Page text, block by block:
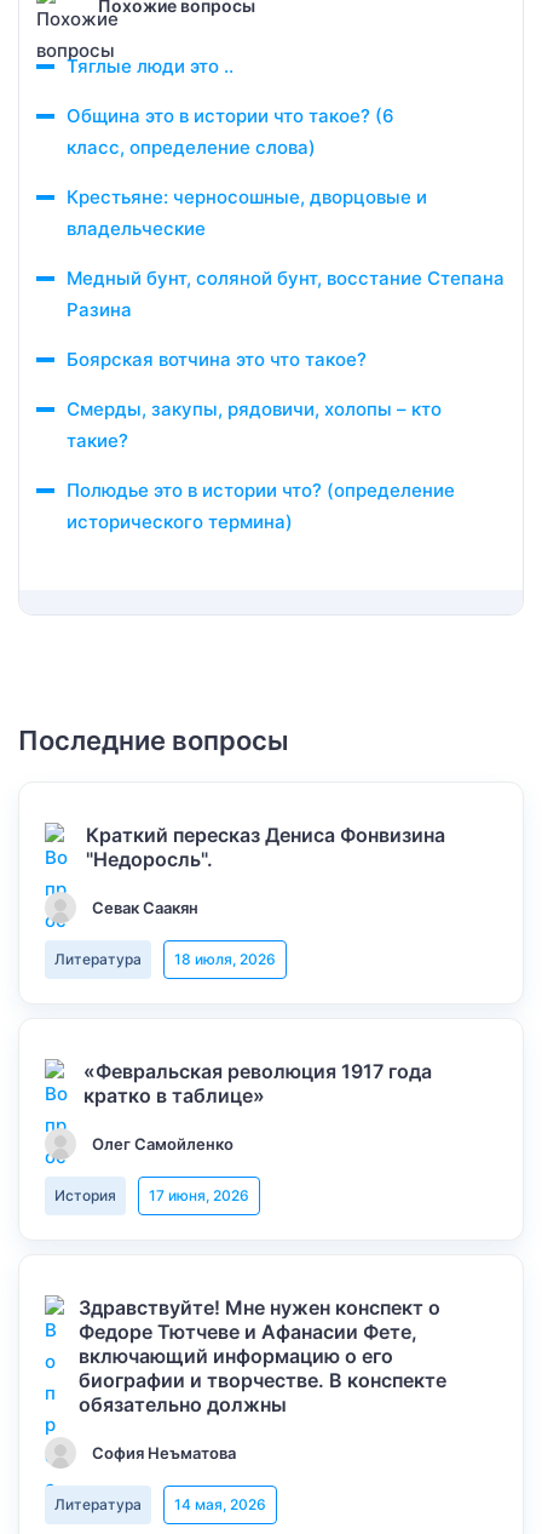
Похожие вопросы
Тяглые люди это ..
Община это в истории что такое? (6
класс, определение слова)
Крестьяне: черносошные, дворцовые и
владельческие
Медный бунт, соляной бунт, восстание Степана
Разина
Боярская вотчина это что такое?
Смерды, закупы, рядовичи, холопы – кто
такие?
Полюдье это в истории что? (определение
исторического термина)
Последние вопросы
Краткий пересказ Дениса Фонвизина
"Недоросль".
Севак Саакян
Литература 18 июля, 2026
«Февральская революция 1917 года
кратко в таблице»
Олег Самойленко
История 17 июня, 2026
Здравствуйте! Мне нужен конспект о
Федоре Тютчеве и Афанасии Фете,
включающий информацию о его
биографии и творчестве. В конспекте
обязательно должны
София Неъматова
Литература 14 мая, 2026